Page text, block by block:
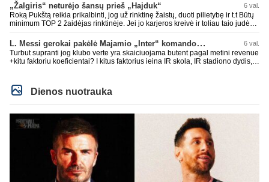
„Žalgiris“ neturėjo šansų prieš „Hajduk“ 6 val.
Roką Pukštą reikia prikalbinti, jog už rinktinę žaistų, duoti pilietybę ir t.t Būtų
minimum TOP 2 žaidėjas rinktinėje. Jei jo karjeros kreivė ir toliau taio judės,
L. Messi gerokai pakėlė Majamio „Inter“ komandos vertę 6 val.
Turbut supranti jog klubo verte yra skaiciuojama butent pagal metini revenue
+kitu faktoriu koeficientai? I kitus faktorius ieina IR skola, IR stadiono dydis,
milzinisko klubo vertes suoli siemet. Be to, tie 200 pamineti cia yra visiskai
on-point, jeigu jau musu mylimas D. prasneko apie klubo vertes kelima, arba
CR atveju - numusima.
Dienos nuotrauka